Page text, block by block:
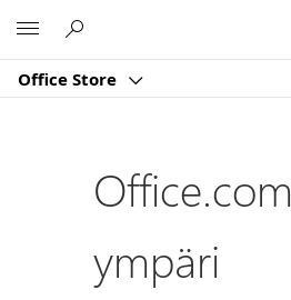
Office Store
Office.com
ympäri